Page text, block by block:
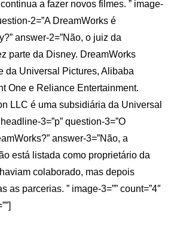
a fazer novos filmes. ” image-
2=”A DreamWorks é
answer-2=”Não, o juiz da
parte da Disney. DreamWorks
da Universal Pictures, Alibaba
One e Reliance Entertainment.
LLC é uma subsidiária da Universal
3=”p” question-3=”O
answer-3=”Não, a
está listada como proprietário da
colaborado, mas depois
as parcerias. ” image-3=”” count=”4″